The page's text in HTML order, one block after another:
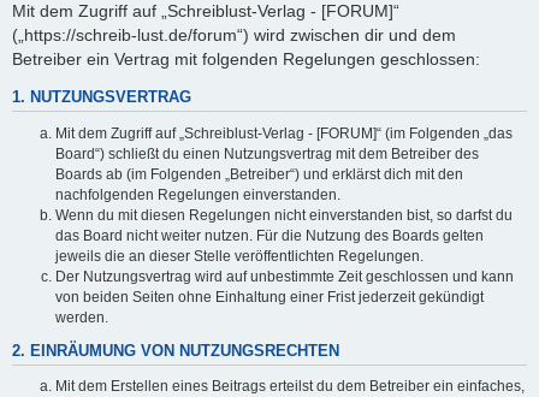
Mit dem Zugriff auf „Schreiblust-Verlag - [FORUM]“
(„https://schreib-lust.de/forum“) wird zwischen dir und dem
Betreiber ein Vertrag mit folgenden Regelungen geschlossen:
1. NUTZUNGSVERTRAG
Mit dem Zugriff auf „Schreiblust-Verlag - [FORUM]“ (im Folgenden „das
Board“) schließt du einen Nutzungsvertrag mit dem Betreiber des
Boards ab (im Folgenden „Betreiber“) und erklärst dich mit den
nachfolgenden Regelungen einverstanden.
Wenn du mit diesen Regelungen nicht einverstanden bist, so darfst du
das Board nicht weiter nutzen. Für die Nutzung des Boards gelten
jeweils die an dieser Stelle veröffentlichten Regelungen.
Der Nutzungsvertrag wird auf unbestimmte Zeit geschlossen und kann
von beiden Seiten ohne Einhaltung einer Frist jederzeit gekündigt
werden.
2. EINRÄUMUNG VON NUTZUNGSRECHTEN
Mit dem Erstellen eines Beitrags erteilst du dem Betreiber ein einfaches,